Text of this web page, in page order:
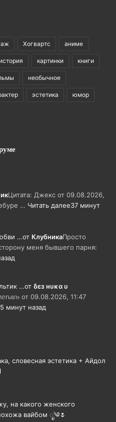
Хогвартс аниме
история картинки книги
необычное
эстетика юмор
Цитата: Джекс от 09.08.2026,
… Читать далее37 минут
…от КлубникаПросто
меня бывшего парня:
…от δεз нυκα υ
от 09.08.2026, 11:47
минут назад
словесная эстетика + Айдол
на какого женского
вайбом ೃ༄🌷